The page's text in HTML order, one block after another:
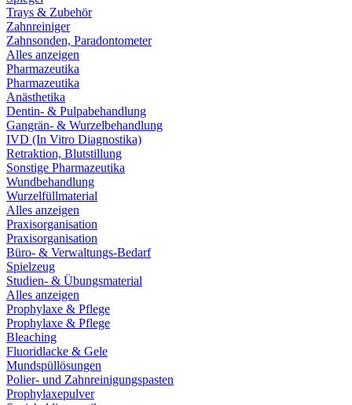
Trays & Zubehör
Zahnreiniger
Zahnsonden, Paradontometer
Alles anzeigen
Pharmazeutika
Pharmazeutika
Anästhetika
Dentin- & Pulpabehandlung
Gangrän- & Wurzelbehandlung
IVD (In Vitro Diagnostika)
Retraktion, Blutstillung
Sonstige Pharmazeutika
Wundbehandlung
Wurzelfüllmaterial
Alles anzeigen
Praxisorganisation
Praxisorganisation
Büro- & Verwaltungs-Bedarf
Spielzeug
Studien- & Übungsmaterial
Alles anzeigen
Prophylaxe & Pflege
Prophylaxe & Pflege
Bleaching
Fluoridlacke & Gele
Mundspüllösungen
Polier- und Zahnreinigungspasten
Prophylaxepulver